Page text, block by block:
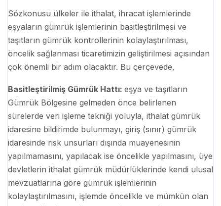
Sözkonusu ülkeler ile ithalat, ihracat işlemlerinde
eşyaların gümrük işlemlerinin basitleştirilmesi ve
taşıtların gümrük kontrollerinin kolaylaştırılması,
öncelik sağlanması ticaretimizin geliştirilmesi açısından
çok önemli bir adım olacaktır. Bu çerçevede,
Basitleştirilmiş Gümrük Hattı: eşya ve taşıtların
Gümrük Bölgesine gelmeden önce belirlenen
sürelerde veri işleme tekniği yoluyla, ithalat gümrük
idaresine bildirimde bulunmayı, giriş (sınır) gümrük
idaresinde risk unsurları dışında muayenesinin
yapılmamasını, yapılacak ise öncelikle yapılmasını, üye
devletlerin ithalat gümrük müdürlüklerinde kendi ulusal
mevzuatlarına göre gümrük işlemlerinin
kolaylaştırılmasını, işlemde öncelikle ve mümkün olan